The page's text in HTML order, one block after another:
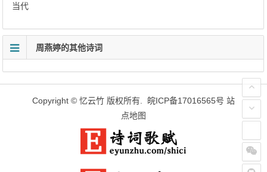
当代
周燕婷的其他诗词
Copyright © 忆云竹 版权所有. 皖ICP备17016565号 站
点地图